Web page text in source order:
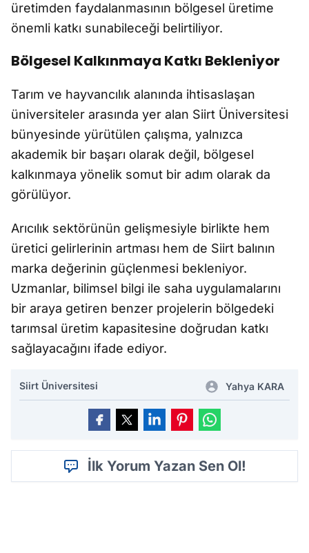
üretimden faydalanmasının bölgesel üretime
önemli katkı sunabileceği belirtiliyor.
Bölgesel Kalkınmaya Katkı Bekleniyor
Tarım ve hayvancılık alanında ihtisaslaşan
üniversiteler arasında yer alan Siirt Üniversitesi
bünyesinde yürütülen çalışma, yalnızca
akademik bir başarı olarak değil, bölgesel
kalkınmaya yönelik somut bir adım olarak da
görülüyor.
Arıcılık sektörünün gelişmesiyle birlikte hem
üretici gelirlerinin artması hem de Siirt balının
marka değerinin güçlenmesi bekleniyor.
Uzmanlar, bilimsel bilgi ile saha uygulamalarını
bir araya getiren benzer projelerin bölgedeki
tarımsal üretim kapasitesine doğrudan katkı
sağlayacağını ifade ediyor.
Siirt Üniversitesi Yahya KARA
İlk Yorum Yazan Sen Ol!